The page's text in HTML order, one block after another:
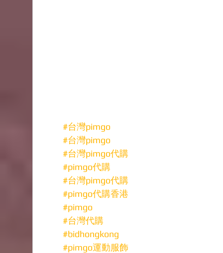
#台灣pimgo
#台灣pimgo
#台灣pimgo代購
#pimgo代購
#台灣pimgo代購
#pimgo代購香港
#pimgo
#台灣代購
#bidhongkong
#pimgo運動服飾